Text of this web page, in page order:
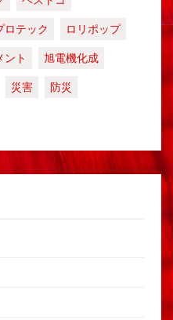
ロテック ロリポップ
ント 旭電機化成
災害 防災